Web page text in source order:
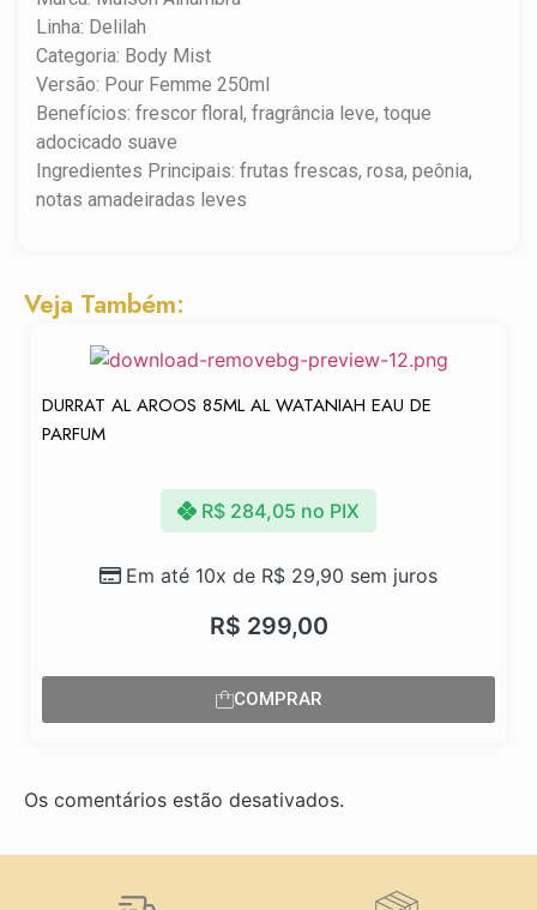
Linha: Delilah
Categoria: Body Mist
Versão: Pour Femme 250ml
Benefícios: frescor floral, fragrância leve, toque
adocicado suave
Ingredientes Principais: frutas frescas, rosa, peônia,
notas amadeiradas leves
Veja Também:
DURRAT AL AROOS 85ML AL WATANIAH EAU DE
PARFUM
R$ 299,00
Em até 10x de R$ 29,90 sem juros
R$ 284,05 no PIX
COMPRAR
Os comentários estão desativados.